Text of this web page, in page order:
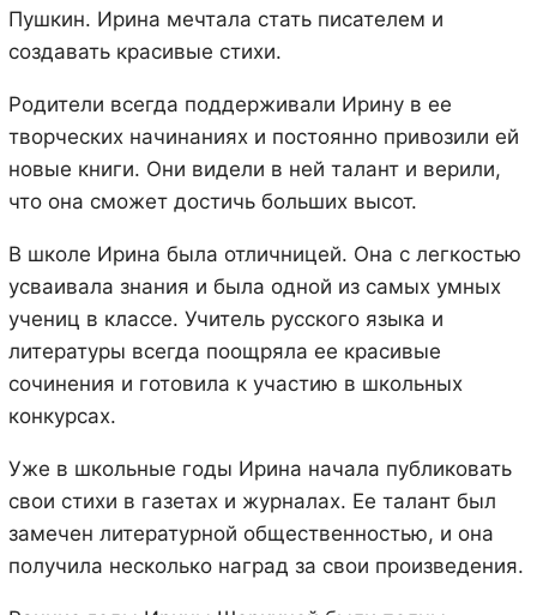
Пушкин. Ирина мечтала стать писателем и
создавать красивые стихи.
Родители всегда поддерживали Ирину в ее
творческих начинаниях и постоянно привозили ей
новые книги. Они видели в ней талант и верили,
что она сможет достичь больших высот.
В школе Ирина была отличницей. Она с легкостью
усваивала знания и была одной из самых умных
учениц в классе. Учитель русского языка и
литературы всегда поощряла ее красивые
сочинения и готовила к участию в школьных
конкурсах.
Уже в школьные годы Ирина начала публиковать
свои стихи в газетах и журналах. Ее талант был
замечен литературной общественностью, и она
получила несколько наград за свои произведения.